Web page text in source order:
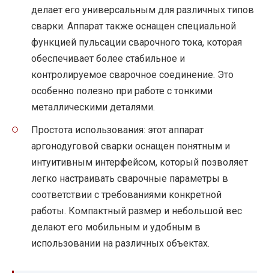
делает его универсальным для различных типов
сварки. Аппарат также оснащен специальной
функцией пульсации сварочного тока, которая
обеспечивает более стабильное и
контролируемое сварочное соединение. Это
особенно полезно при работе с тонкими
металлическими деталями.
Простота использования: этот аппарат
аргонодуговой сварки оснащен понятным и
интуитивным интерфейсом, который позволяет
легко настраивать сварочные параметры в
соответствии с требованиями конкретной
работы. Компактный размер и небольшой вес
делают его мобильным и удобным в
использовании на различных объектах.